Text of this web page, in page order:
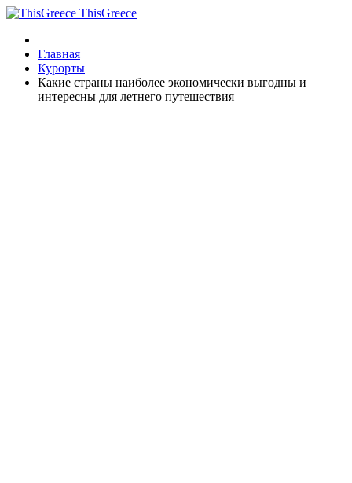
ThisGreece
Главная
Курорты
Какие страны наиболее экономически выгодны и
интересны для летнего путешествия